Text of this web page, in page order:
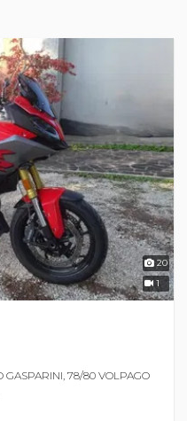
20
1
GASPARINI, 78/80 VOLPAGO